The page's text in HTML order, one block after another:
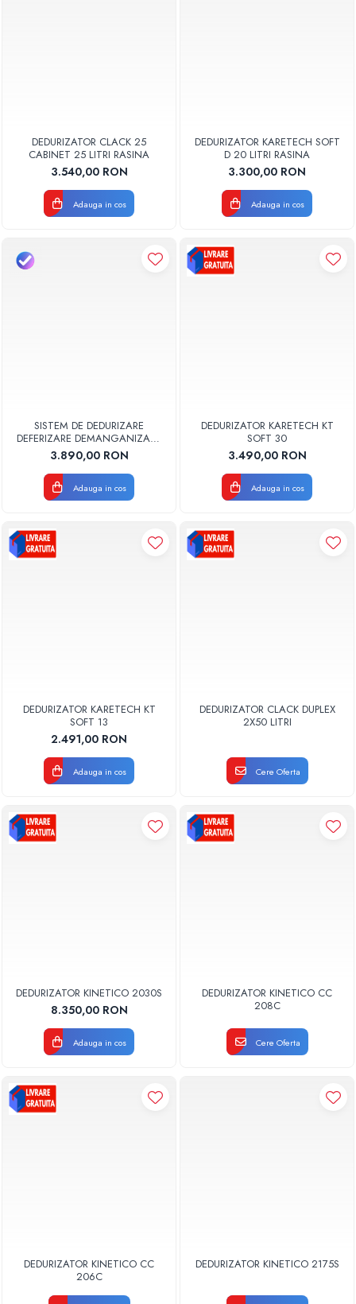
DEDURIZATOR CLACK 25
CABINET 25 LITRI RASINA
3.540,00 RON
Adauga in cos
DEDURIZATOR KARETECH SOFT
D 20 LITRI RASINA
3.300,00 RON
Adauga in cos
SISTEM DE DEDURIZARE
DEFERIZARE DEMANGANIZARE
KARETECH KT MIX 25
3.890,00 RON
Adauga in cos
DEDURIZATOR KARETECH KT
SOFT 30
3.490,00 RON
Adauga in cos
DEDURIZATOR KARETECH KT
SOFT 13
2.491,00 RON
Adauga in cos
DEDURIZATOR CLACK DUPLEX
2X50 LITRI
Cere Oferta
DEDURIZATOR KINETICO 2030S
8.350,00 RON
Adauga in cos
DEDURIZATOR KINETICO CC
208C
Cere Oferta
DEDURIZATOR KINETICO CC
206C
DEDURIZATOR KINETICO 2175S